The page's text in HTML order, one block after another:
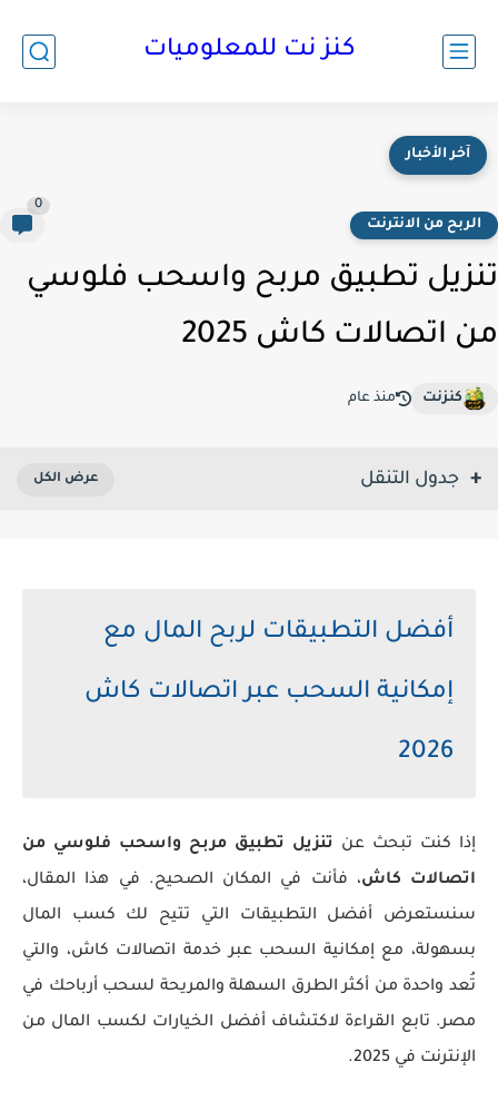
كنز نت للمعلوميات
آخر الأخبار
من الانترنت
تطبيق مربح واسحب فلوسي
اتصالات كاش 2025
كنزنت منذ عام
جدول التنقل
أفضل التطبيقات لربح المال مع
إمكانية السحب عبر اتصالات كاش
2026
إذا كنت تبحث عنتنزيل تطبيق مربح واسحب فلوسي من
اتصالات كاش، فأنت في المكان الصحيح. في هذا المقال،
سنستعرض أفضل التطبيقات التي تتيح لك كسب المال
بسهولة، مع إمكانية السحب عبر خدمة اتصالات كاش، والتي
تُعد واحدة من أكثر الطرق السهلة والمريحة لسحب أرباحك في
مصر. تابع القراءة لاكتشاف أفضل الخيارات لكسب المال من
الإنترنت في 2025.